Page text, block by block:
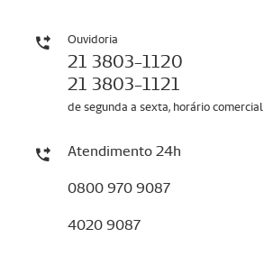
Ouvidoria
21 3803-1120
21 3803-1121
de segunda a sexta, horário comercial
Atendimento 24h
0800 970 9087
4020 9087